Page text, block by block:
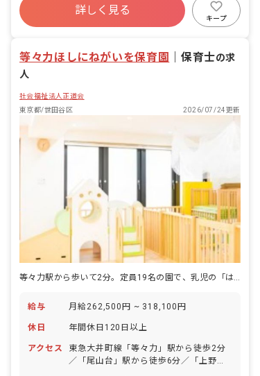
・出産を迎えるパパ、ママの育児相談
寮・住宅・家賃補助あり
社会保険完備
詳しく見る
キープ
等々力ほしにねがいを保育園 保育士の求
人
社会福祉法人正道会
東京都/世田谷区
2026/07/24更新
等々力駅から歩いて2分。定員19名の園で、乳児の「はじめて」に立ち会う毎日。
給与 月給262,500円 ~ 318,100円
休日 年間休日120日以上
アクセス
東急大井町線「等々力」駅から徒歩2分
／「尾山台」駅から徒歩6分／「上野